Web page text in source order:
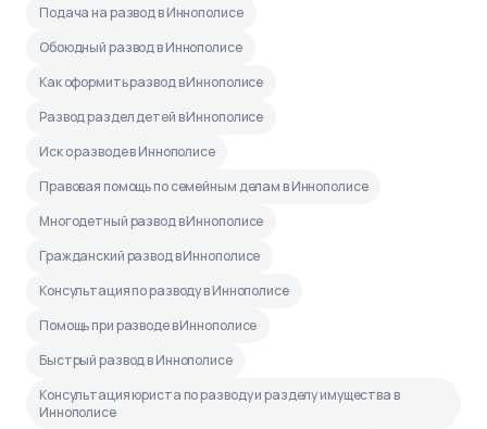
Подача на развод в Иннополисе
Обоюдный развод в Иннополисе
Как оформить развод в Иннополисе
Развод раздел детей в Иннополисе
Иск о разводе в Иннополисе
Правовая помощь по семейным делам в Иннополисе
Многодетный развод в Иннополисе
Гражданский развод в Иннополисе
Консультация по разводу в Иннополисе
Помощь при разводе в Иннополисе
Быстрый развод в Иннополисе
Консультация юриста по разводу и разделу имущества в
Иннополисе